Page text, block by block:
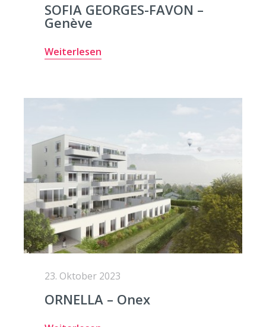
SOFIA GEORGES-FAVON –
Genève
Weiterlesen
23. Oktober 2023
ORNELLA – Onex